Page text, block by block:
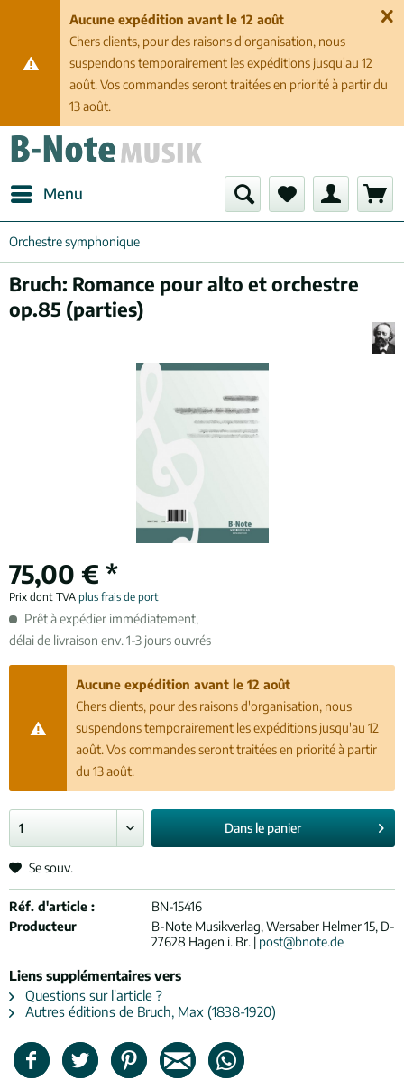
Aucune expédition avant le 12 août
Chers clients, pour des raisons d'organisation, nous
suspendons temporairement les expéditions jusqu'au 12
août. Vos commandes seront traitées en priorité à partir du
13 août.
Menu
Orchestre symphonique
Bruch: Romance pour alto et orchestre
op.85 (parties)
75,00 € *
Prix dont TVA plus frais de port
Prêt à expédier immédiatement,
délai de livraison env. 1-3 jours ouvrés
Aucune expédition avant le 12 août
Chers clients, pour des raisons d'organisation, nous
suspendons temporairement les expéditions jusqu'au 12
août. Vos commandes seront traitées en priorité à partir
du 13 août.
Dans le panier
Se souv.
Réf. d'article :
BN-15416
Producteur
B-Note Musikverlag, Wersaber Helmer 15, D-
27628 Hagen i. Br. | post@bnote.de
Liens supplémentaires vers
Questions sur l'article ?
Autres éditions de Bruch, Max (1838-1920)